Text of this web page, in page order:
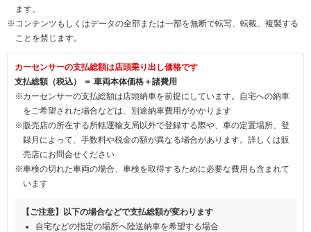
ます。
※コンテンツもしくはデータの全部または一部を無断で転写、転載、複製する
ことを禁じます。
カーセンサーの支払総額は店頭乗り出し価格です
支払総額（税込） ＝ 車両本体価格＋諸費用
※カーセンサーの支払総額は店頭納車を前提にしています。自宅への納車
をご希望された場合などは、別途納車費用がかかります
※販売店の所在する所轄運輸支局以外で登録する際や、車の定置場所、登
録月によって、手数料や税金の額が異なる場合があります。詳しくは販
売店にお問合せください
※車検の切れた車両の場合、車検を取得するために必要な費用も含まれて
います
【ご注意】以下の場合などで支払総額が変わります
自宅などの指定の場所へ陸送納車を希望する場合